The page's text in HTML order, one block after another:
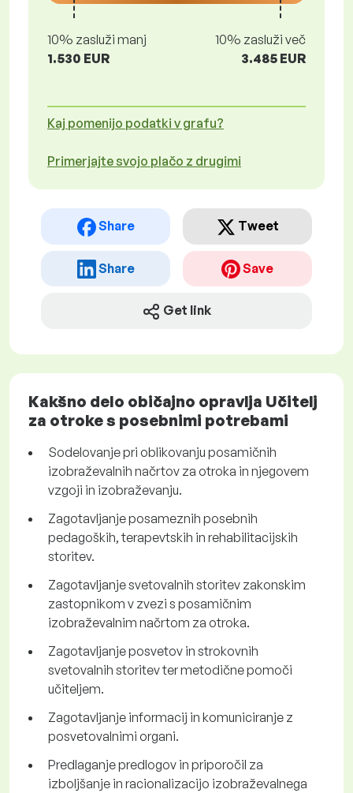
10% zasluži manj
1.530 EUR
10% zasluži več
3.485 EUR
Kaj pomenijo podatki v grafu?
Primerjajte svojo plačo z drugimi
Share Tweet
Share Save
Get link
Kakšno delo običajno opravlja Učitelj
za otroke s posebnimi potrebami
Sodelovanje pri oblikovanju posamičnih
izobraževalnih načrtov za otroka in njegovem
vzgoji in izobraževanju.
Zagotavljanje posameznih posebnih
pedagoških, terapevtskih in rehabilitacijskih
storitev.
Zagotavljanje svetovalnih storitev zakonskim
zastopnikom v zvezi s posamičnim
izobraževalnim načrtom za otroka.
Zagotavljanje posvetov in strokovnih
svetovalnih storitev ter metodične pomoči
učiteljem.
Zagotavljanje informacij in komuniciranje z
posvetovalnimi organi.
Predlaganje predlogov in priporočil za
izboljšanje in racionalizacijo izobraževalnega